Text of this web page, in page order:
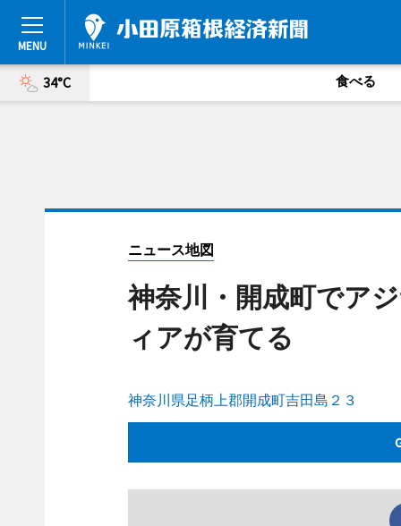
34°C 食べる
ニュース地図
神奈川・開成町でア
ィアが育てる
神奈川県足柄上郡開成町吉田島２３